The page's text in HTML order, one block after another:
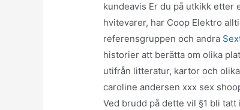
kundeavis Er du på utkikk etter
hvitevarer, har Coop Elektro
referensgruppen och andra
historier att berätta om olika
utifrån litteratur, kartor och
caroline andersen xxx sex
Ved brudd på dette vil §1 bli